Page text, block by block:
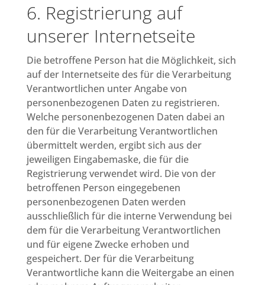
6. Registrierung auf
unserer Internetseite
Die betroffene Person hat die Möglichkeit, sich
auf der Internetseite des für die Verarbeitung
Verantwortlichen unter Angabe von
personenbezogenen Daten zu registrieren.
Welche personenbezogenen Daten dabei an
den für die Verarbeitung Verantwortlichen
übermittelt werden, ergibt sich aus der
jeweiligen Eingabemaske, die für die
Registrierung verwendet wird. Die von der
betroffenen Person eingegebenen
personenbezogenen Daten werden
ausschließlich für die interne Verwendung bei
dem für die Verarbeitung Verantwortlichen
und für eigene Zwecke erhoben und
gespeichert. Der für die Verarbeitung
Verantwortliche kann die Weitergabe an einen